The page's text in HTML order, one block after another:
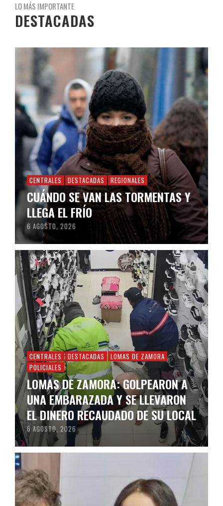
LO MÁS IMPORTANTE
DESTACADAS
CENTRALES DESTACADAS REGIONALES
CUÁNDO SE VAN LAS TORMENTAS Y
LLEGA EL FRÍO
6 AGOSTO, 2026
CENTRALES DESTACADAS
LOMAS DE ZAMORA
POLICIALES
LOMAS DE ZAMORA: GOLPEARON A
UNA EMBARAZADA Y SE LLEVARON
EL DINERO RECAUDADO DE SU LOCAL
6 AGOSTO, 2026